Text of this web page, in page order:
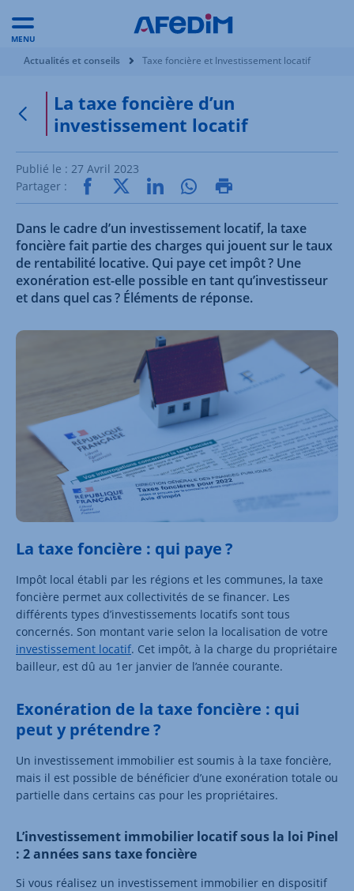
MENU
Vous êtes ici:
Actualités et conseils Taxe foncière et Investissement locatif
Retour à la page précédente
La taxe foncière d’un
investissement locatif
Publié le : 27 Avril 2023
Partager :
Dans le cadre d’un investissement locatif, la taxe
foncière fait partie des charges qui jouent sur le taux
de rentabilité locative. Qui paye cet impôt ? Une
exonération est-elle possible en tant qu’investisseur
et dans quel cas ? Éléments de réponse.
La taxe foncière : qui paye ?
Impôt local établi par les régions et les communes, la taxe
foncière permet aux collectivités de se financer. Les
différents types d’investissements locatifs sont tous
concernés. Son montant varie selon la localisation de votre
investissement locatif. Cet impôt, à la charge du propriétaire
bailleur, est dû au 1er janvier de l’année courante.
Exonération de la taxe foncière : qui
peut y prétendre ?
Un investissement immobilier est soumis à la taxe foncière,
mais il est possible de bénéficier d’une exonération totale ou
partielle dans certains cas pour les propriétaires.
L’investissement immobilier locatif sous la loi Pinel
: 2 années sans taxe foncière
Si vous réalisez un investissement immobilier en dispositif